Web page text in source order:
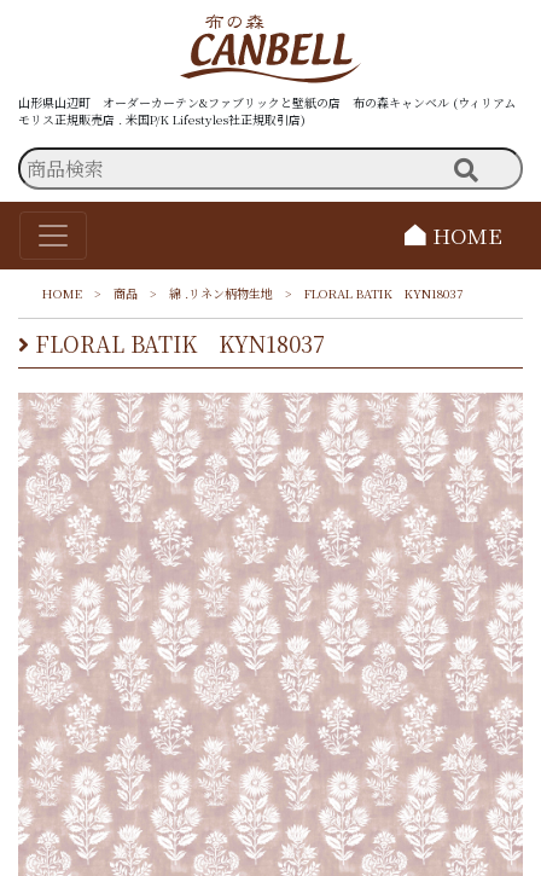
山形県山辺町 オーダーカーテン&ファブリックと壁紙の店 布の森キャンベル (ウィリアム
モリス正規販売店 . 米国P/K Lifestyles社正規取引店)
HOME
HOME > 商品 > 綿 .リネン柄物生地 > FLORAL BATIK KYN18037
FLORAL BATIK KYN18037